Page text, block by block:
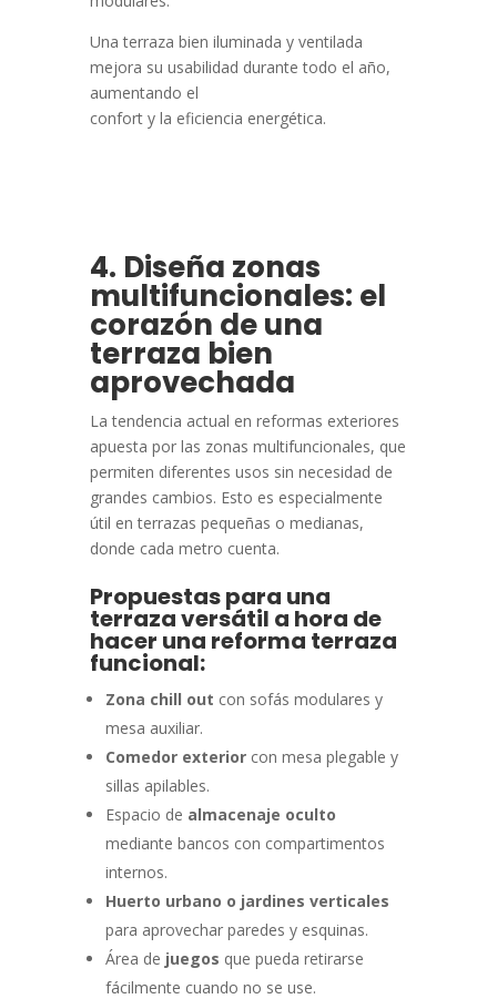
Una terraza bien iluminada y ventilada
mejora su usabilidad durante todo el año,
aumentando el
confort y la eficiencia energética.
4. Diseña zonas
multifuncionales: el
corazón de una
terraza bien
aprovechada
La tendencia actual en reformas exteriores
apuesta por las zonas multifuncionales, que
permiten diferentes usos sin necesidad de
grandes cambios. Esto es especialmente
útil en terrazas pequeñas o medianas,
donde cada metro cuenta.
Propuestas para una
terraza versátil a hora de
hacer una reforma terraza
funcional:
Zona chill out con sofás modulares y
mesa auxiliar.
Comedor exteriorcon mesa plegable y
sillas apilables.
Espacio de almacenaje oculto
mediante bancos con compartimentos
internos.
Huerto urbano o jardines verticales
para aprovechar paredes y esquinas.
Área de juegos que pueda retirarse
fácilmente cuando no se use.